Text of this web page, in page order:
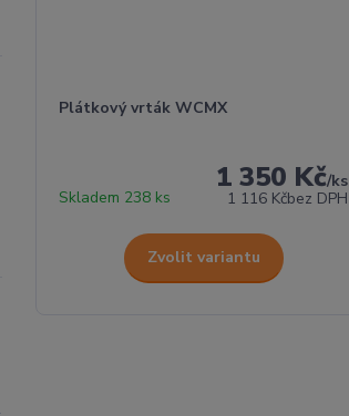
Plátkový vrták WCMX
1 350 Kč/ks
1 116 Kčbez DPH
Skladem 238 ks
Zvolit variantu